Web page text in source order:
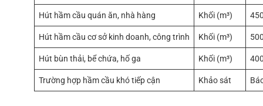
Hút hầm cầu quán ăn, nhà hàng Khối (m³)
Hút hầm cầu cơ sở kinh doanh, công trình Khối (m³)
Hút bùn thải, bể chứa, hố ga Khối (m³)
Trường hợp hầm cầu khó tiếp cận Khảo sát